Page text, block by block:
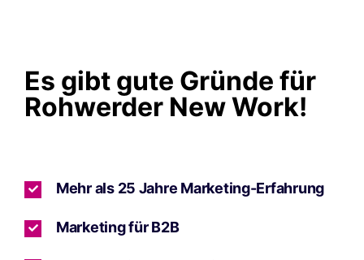
Es gibt gute Gründe für
Rohwerder New Work!
Mehr als 25 Jahre Marketing-Erfahrung
Marketing für B2B